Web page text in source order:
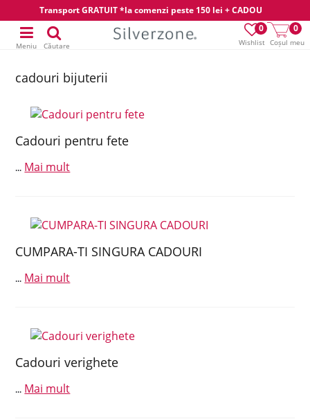
Transport GRATUIT *la comenzi peste 150 lei + CADOU
Wishlist
0
Coșul meu
0
Meniu Căutare
cadouri bijuterii
Cadouri pentru fete
... Mai mult
CUMPARA-TI SINGURA CADOURI
... Mai mult
Cadouri verighete
... Mai mult